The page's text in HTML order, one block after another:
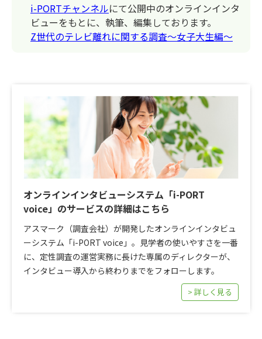
i-PORTチャンネルにて公開中のオンラインインタ
ビューをもとに、執筆、編集しております。
Z世代のテレビ離れに関する調査～女子大生編～
オンラインインタビューシステム「i-PORT
voice」のサービスの詳細はこちら
アスマーク（調査会社）が開発したオンラインインタビュ
ーシステム「i-PORT voice」。見学者の使いやすさを一番
に、定性調査の運営実務に長けた専属のディレクターが、
インタビュー導入から終わりまでをフォローします。
> 詳しく見る